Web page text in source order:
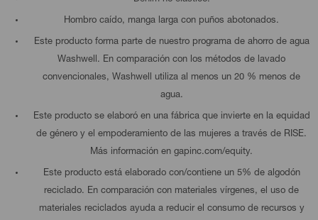
Hombro caído, manga larga con puños abotonados.
Este producto forma parte de nuestro programa de ahorro de agua
Washwell. En comparación con los métodos de lavado
convencionales, Washwell utiliza al menos un 20 % menos de
agua.
Este producto se elaboró en una fábrica que invierte en la equidad
de género y el empoderamiento de las mujeres a través de RISE.
Más información en gapinc.com/equity.
Este producto está elaborado con/contiene un 5% de algodón
reciclado. En comparación con materiales vírgenes, el uso de
materiales reciclados ayuda a reducir el consumo de recursos y